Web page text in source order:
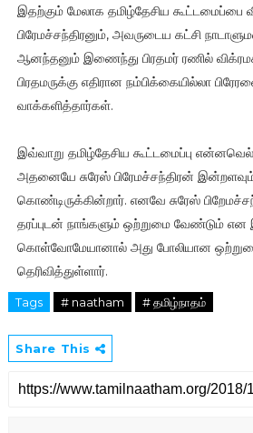
இதற்கும் மேலாக தமிழ்தேசிய கூட்டமைப்பை
பிரேமச்சந்திரனும், அவருடைய கட்சி
ஆனந்தனும் இணைந்து பிரதமர் ரணில்
பிரதமருக்கு எதிரான நம்பிக்கையில்லா
வாக்களித்தார்கள்.
இவ்வாறு தமிழ்தேசிய கூட்டமைப்பு
அதனையே சுரேஸ் பிரேமச்சந்திரன்
கொண்டிருக்கின்றார். எனவே சுரேஸ்
தரப்புடன் நாங்களும் ஒற்றுமை வேண்டும்
கொள்வோமேயானால் அது போலியான
தெரிவித்துள்ளார்.
Tags # naatham # தமிழ்நாதம்
Share This